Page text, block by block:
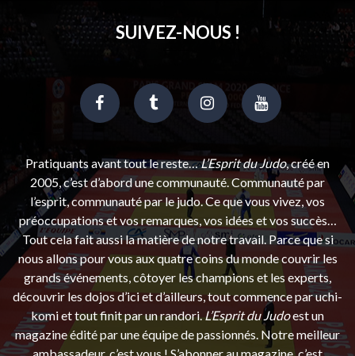
SUIVEZ-NOUS !
Pratiquants avant tout le reste…L’Esprit du Judo, créé en
2005, c’est d’abord une communauté. Communauté par
l’esprit, communauté par le judo. Ce que vous vivez, vos
préoccupations et vos remarques, vos idées et vos succès…
Tout cela fait aussi la matière de notre travail. Parce que si
nous allons pour vous aux quatre coins du monde couvrir les
grands événements, côtoyer les champions et les experts,
découvrir les dojos d’ici et d’ailleurs, tout commence par uchi-
komi et tout finit par un randori.L’Esprit du Judoest un
magazine édité par une équipe de passionnés. Notre meilleur
ambassadeur, c’est vous ! S’abonner au magazine, c’est